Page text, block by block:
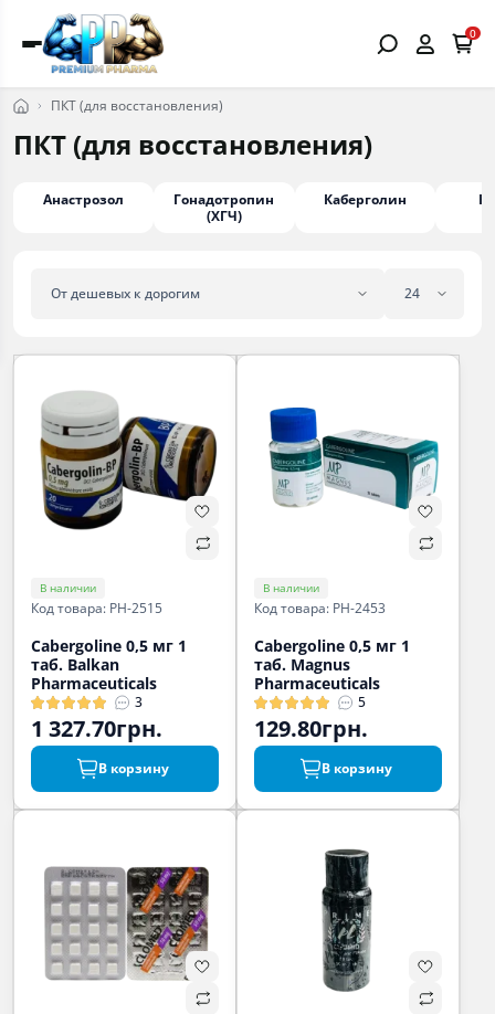
0
ПКТ (для восстановления)
ПКТ (для восстановления)
Анастрозол
Гонадотропин
(ХГЧ)
Каберголин
В наличии
Код товара: PH-2515
Cabergoline 0,5 мг 1
таб. Balkan
Pharmaceuticals
3
1 327.70грн.
В корзину
В наличии
Код товара: PH-2453
Cabergoline 0,5 мг 1
таб. Magnus
Pharmaceuticals
5
129.80грн.
В корзину